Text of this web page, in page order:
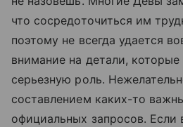
что сосредоточиться им
поэтому не всегда удается
внимание на детали,
серьезную роль.
составлением каких-то
официальных запросов. Если